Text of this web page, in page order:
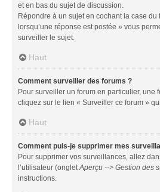
et en bas du sujet de discussion.
Répondre à un sujet en cochant la case du
lorsqu’une réponse est postée » vous
surveiller le sujet.
Haut
Comment surveiller des forums ?
Pour surveiller un forum en particulier, une
cliquez sur le lien « Surveiller ce forum »
Haut
Comment puis-je supprimer mes
Pour supprimer vos surveillances, allez
l’utilisateur (ongletAperçu --> Gestion des
instructions.